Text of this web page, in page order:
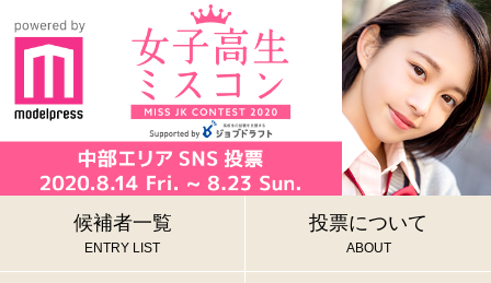
候補者一覧
ENTRY LIST
投票について
ABOUT